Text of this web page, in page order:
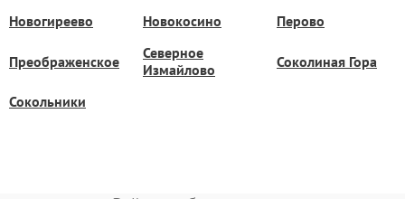
Новогиреево Новокосино Перово
Преображенское
Северное
Измайлово
Соколиная Гора
Сокольники